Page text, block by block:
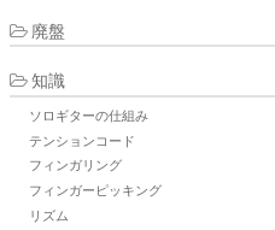
廃盤
知識
ソロギターの仕組み
テンションコード
フィンガリング
フィンガーピッキング
リズム